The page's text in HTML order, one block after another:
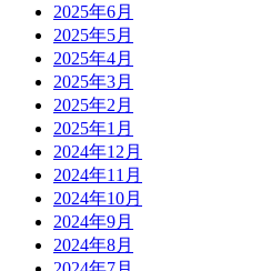
2025年6月
2025年5月
2025年4月
2025年3月
2025年2月
2025年1月
2024年12月
2024年11月
2024年10月
2024年9月
2024年8月